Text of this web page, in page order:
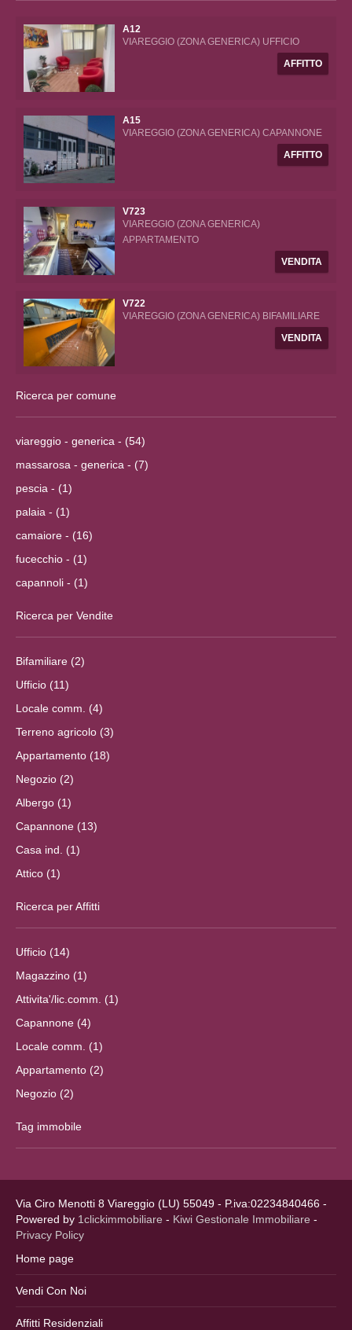
A12
VIAREGGIO (ZONA GENERICA) UFFICIO
AFFITTO
A15
VIAREGGIO (ZONA GENERICA) CAPANNONE
AFFITTO
V723
VIAREGGIO (ZONA GENERICA)
APPARTAMENTO
VENDITA
V722
VIAREGGIO (ZONA GENERICA) BIFAMILIARE
VENDITA
Ricerca per comune
viareggio - generica - (54)
massarosa - generica - (7)
pescia - (1)
palaia - (1)
camaiore - (16)
fucecchio - (1)
capannoli - (1)
Ricerca per Vendite
Bifamiliare (2)
Ufficio (11)
Locale comm. (4)
Terreno agricolo (3)
Appartamento (18)
Negozio (2)
Albergo (1)
Capannone (13)
Casa ind. (1)
Attico (1)
Ricerca per Affitti
Ufficio (14)
Magazzino (1)
Attivita'/lic.comm. (1)
Capannone (4)
Locale comm. (1)
Appartamento (2)
Negozio (2)
Tag immobile
Via Ciro Menotti 8 Viareggio (LU) 55049 - P.iva:02234840466 -
Powered by 1clickimmobiliare - Kiwi Gestionale Immobiliare -
Privacy Policy
Home page
Vendi Con Noi
Affitti Residenziali